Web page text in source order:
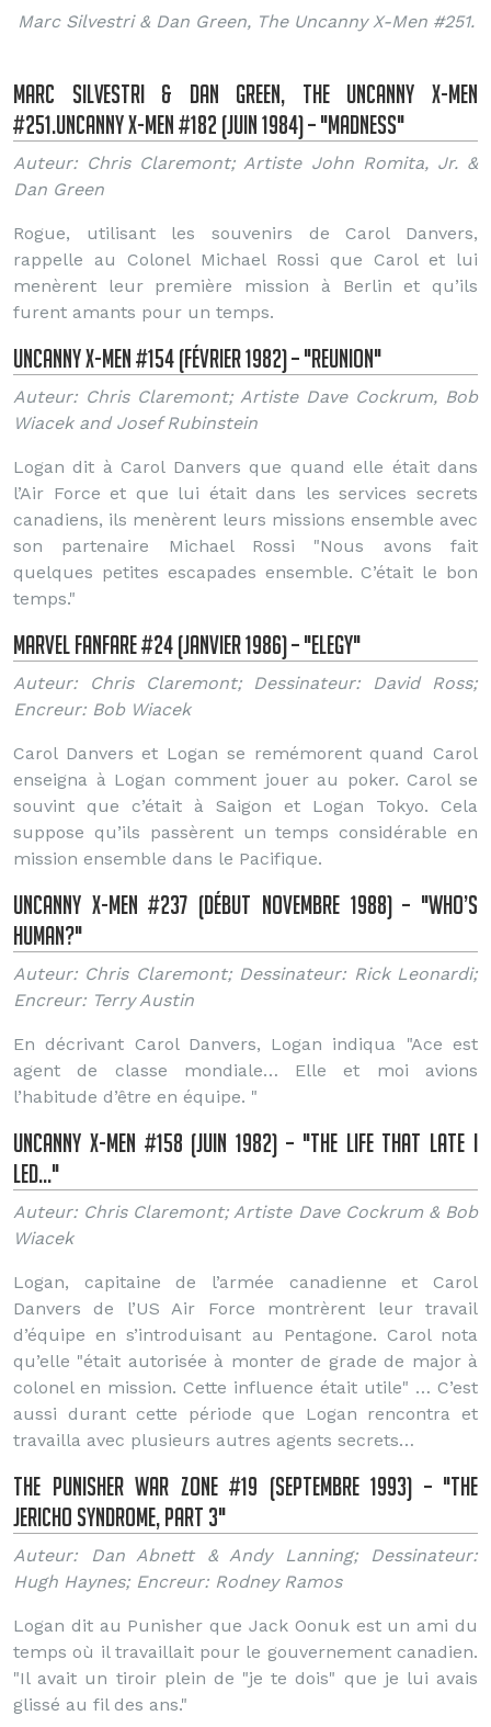
Marc Silvestri & Dan Green, The Uncanny X-Men #251.
Marc Silvestri & Dan Green, The Uncanny X-Men
#251.Uncanny X-Men #182 (Juin 1984) – "Madness"
Auteur: Chris Claremont; Artiste John Romita, Jr. &
Dan Green
Rogue, utilisant les souvenirs de Carol Danvers,
rappelle au Colonel Michael Rossi que Carol et lui
menèrent leur première mission à Berlin et qu’ils
furent amants pour un temps.
Uncanny X-Men #154 (Février 1982) – "Reunion"
Auteur: Chris Claremont; Artiste Dave Cockrum, Bob
Wiacek and Josef Rubinstein
Logan dit à Carol Danvers que quand elle était dans
l’Air Force et que lui était dans les services secrets
canadiens, ils menèrent leurs missions ensemble avec
son partenaire Michael Rossi "Nous avons fait
quelques petites escapades ensemble. C’était le bon
temps."
Marvel Fanfare #24 (Janvier 1986) – "Elegy"
Auteur: Chris Claremont; Dessinateur: David Ross;
Encreur: Bob Wiacek
Carol Danvers et Logan se remémorent quand Carol
enseigna à Logan comment jouer au poker. Carol se
souvint que c’était à Saigon et Logan Tokyo. Cela
suppose qu’ils passèrent un temps considérable en
mission ensemble dans le Pacifique.
Uncanny X-Men #237 (Début Novembre 1988) – "Who’s
Human?"
Auteur: Chris Claremont; Dessinateur: Rick Leonardi;
Encreur: Terry Austin
En décrivant Carol Danvers, Logan indiqua "Ace est
agent de classe mondiale… Elle et moi avions
l’habitude d’être en équipe. "
Uncanny X-Men #158 (Juin 1982) – "The Life That Late I
Led…"
Auteur: Chris Claremont; Artiste Dave Cockrum & Bob
Wiacek
Logan, capitaine de l’armée canadienne et Carol
Danvers de l’US Air Force montrèrent leur travail
d’équipe en s’introduisant au Pentagone. Carol nota
qu’elle "était autorisée à monter de grade de major à
colonel en mission. Cette influence était utile" … C’est
aussi durant cette période que Logan rencontra et
travailla avec plusieurs autres agents secrets…
The Punisher War Zone #19 (Septembre 1993) – "The
Jericho Syndrome, Part 3"
Auteur: Dan Abnett & Andy Lanning; Dessinateur:
Hugh Haynes; Encreur: Rodney Ramos
Logan dit au Punisher que Jack Oonuk est un ami du
temps où il travaillait pour le gouvernement canadien.
"Il avait un tiroir plein de "je te dois" que je lui avais
glissé au fil des ans."